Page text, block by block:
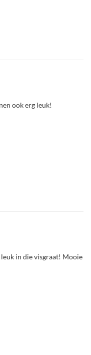
ook erg leuk!
in die visgraat! Mooie